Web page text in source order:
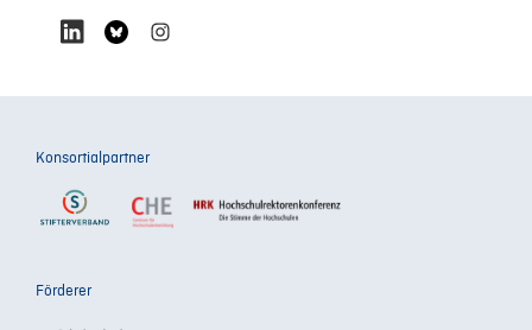
Konsortialpartner
Förderer